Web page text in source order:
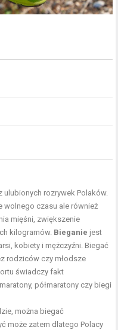
ulubionych rozrywek Polaków.
wolnego czasu ale również
mięśni, zwiększenie
kilogramów. Bieganie jest
kobiety i mężczyźni. Biegać
rodziców czy młodsze
świadczy fakt
półmaratony czy biegi
można biegać
może zatem dlatego Polacy